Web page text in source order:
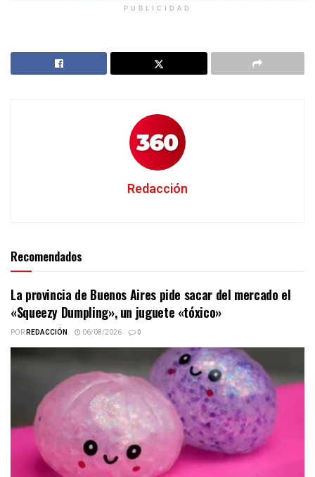
PUBLICIDAD
Redacción
Recomendados
La provincia de Buenos Aires pide sacar del mercado el
«Squeezy Dumpling», un juguete «tóxico»
PORREDACCIÓN 06/08/2026 0